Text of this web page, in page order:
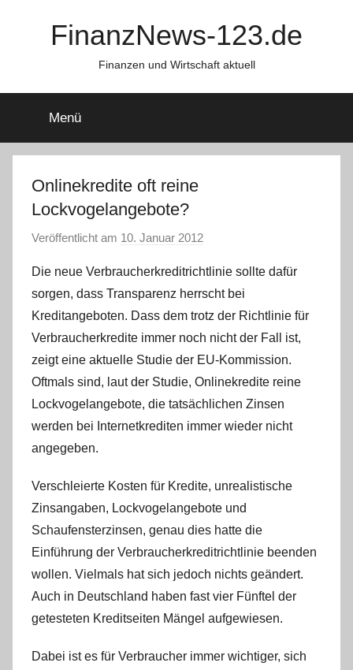
FinanzNews-123.de
Finanzen und Wirtschaft aktuell
Menü
Onlinekredite oft reine
Lockvogelangebote?
Veröffentlicht am 10. Januar 2012
n
a
d
m
i
n
Die neue Verbraucherkreditrichtlinie sollte dafür
sorgen, dass Transparenz herrscht bei
Kreditangeboten. Dass dem trotz der Richtlinie für
Verbraucherkredite immer noch nicht der Fall ist,
zeigt eine aktuelle Studie der EU-Kommission.
Oftmals sind, laut der Studie, Onlinekredite reine
Lockvogelangebote, die tatsächlichen Zinsen
werden bei Internetkrediten immer wieder nicht
angegeben.
Verschleierte Kosten für Kredite, unrealistische
Zinsangaben, Lockvogelangebote und
Schaufensterzinsen, genau dies hatte die
Einführung der Verbraucherkreditrichtlinie beenden
wollen. Vielmals hat sich jedoch nichts geändert.
Auch in Deutschland haben fast vier Fünftel der
getesteten Kreditseiten Mängel aufgewiesen.
Dabei ist es für Verbraucher immer wichtiger, sich